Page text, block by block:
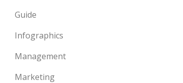
Guide
Infographics
Management
Marketing